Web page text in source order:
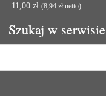
11,00 zł (8,94 złnetto)
Szukaj w serwisie